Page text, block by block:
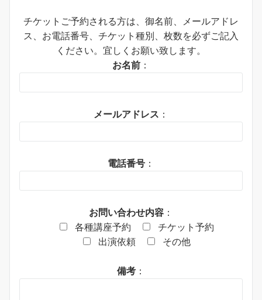
チケットご予約される方は、御名前、メールアドレ
ス、お電話番号、チケット種別、枚数を必ずご記入
ください。宜しくお願い致します。
お名前 ：
メールアドレス ：
電話番号 ：
お問い合わせ内容 ：
各種講座予約
チケット予約
出演依頼
その他
備考 ：